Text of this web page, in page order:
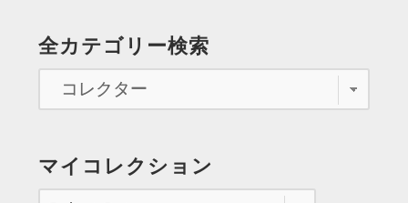
イ
で
準
す
る ”
全カテゴリー検索
マイコレクション